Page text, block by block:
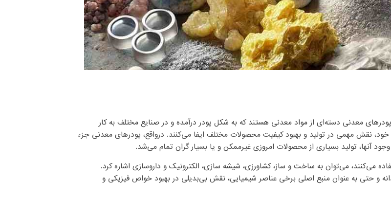
معدنی دسته‌ای از مواد معدنی هستند که به شکل پودر درآمده و در صنایع مختلف به کار
نقش مهمی در تولید و بهبود کیفیت محصولات مختلف ایفا می‌کنند. درواقع، پودرهای معدنی جزء
آنها، تولید بسیاری از محصولات امروزی غیرممکن و یا بسیار گران تمام می‌شد.
می‌کنند، می‌توان به ساخت و ساز، کشاورزی، شیشه سازی، الکترونیک و داروسازی اشاره کرد.
و حتی به عنوان منبع اصلی برخی عناصر شیمیایی، نقش بی‌بدیلی در بهبود خواص فیزیکی و